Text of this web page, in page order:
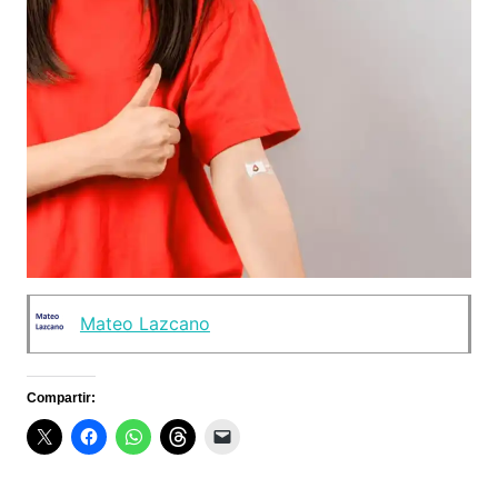
Mateo Lazcano
Compartir: